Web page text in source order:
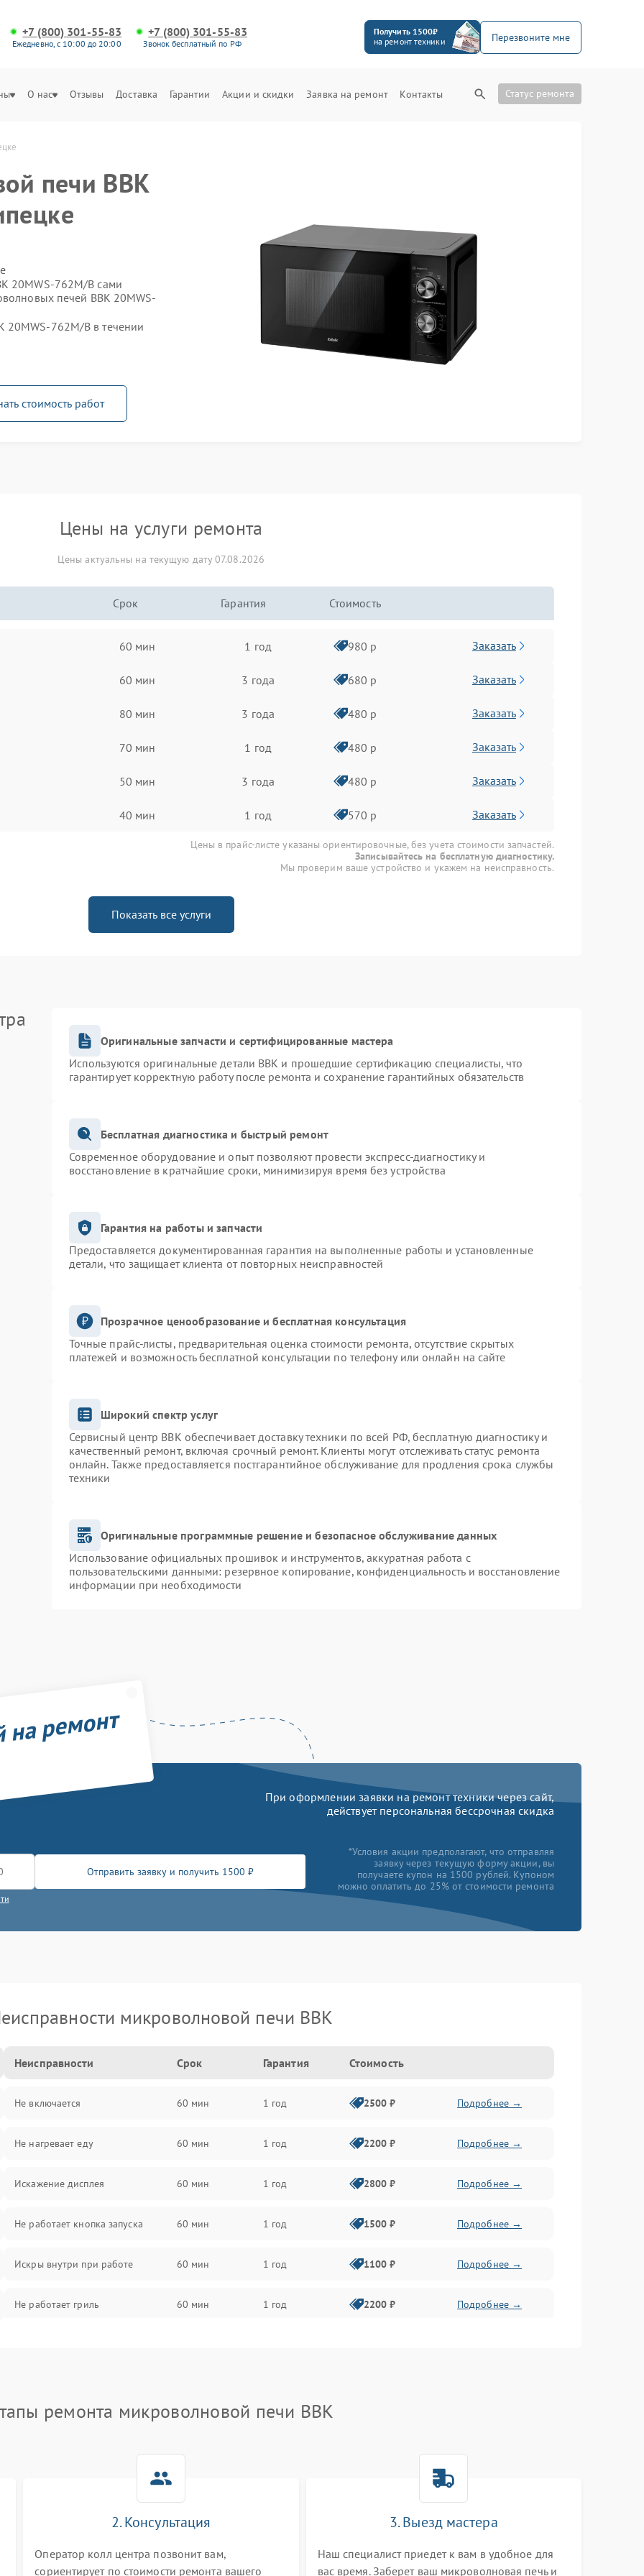
+7 (800) 301-55-83
Ежедневно, с 10:00 до 20:00
+7 (800) 301-55-83
Звонок бесплатный по РФ
Получить 1500₽
на ремонт техники
Перезвоните мне
О нас Отзывы Доставка Гарантии Акции и скидки Заявка на ремонт Контакты Статус ремонта
печи BBK
20MWS-762M/B сами
печей BBK 20MWS-
762M/B в течении
стоимость работ
Цены на услуги ремонта
Цены актуальны на текущую дату 07.08.2026
Срок Гарантия Стоимость
60 мин 1 год 980 р Заказать
60 мин 3 года 680 р Заказать
80 мин 3 года 480 р Заказать
70 мин 1 год 480 р Заказать
50 мин 3 года 480 р Заказать
40 мин 1 год 570 р Заказать
Цены в прайс-листе указаны ориентировочные, без учета стоимости запчастей.
Записывайтесь на бесплатную диагностику.
Мы проверим ваше устройство и укажем на неисправность.
Показать все услуги
Оригинальные запчасти и сертифицированные мастера
Используются оригинальные детали BBK и прошедшие сертификацию специалисты, что
гарантирует корректную работу после ремонта и сохранение гарантийных обязательств
Бесплатная диагностика и быстрый ремонт
Современное оборудование и опыт позволяют провести экспресс-диагностику и
восстановление в кратчайшие сроки, минимизируя время без устройства
Гарантия на работы и запчасти
Предоставляется документированная гарантия на выполненные работы и установленные
детали, что защищает клиента от повторных неисправностей
Прозрачное ценообразование и бесплатная консультация
Точные прайс-листы, предварительная оценка стоимости ремонта, отсутствие скрытых
платежей и возможность бесплатной консультации по телефону или онлайн на сайте
Широкий спектр услуг
Сервисный центр BBK обеспечивает доставку техники по всей РФ, бесплатную диагностику и
качественный ремонт, включая срочный ремонт. Клиенты могут отслеживать статус ремонта
онлайн. Также предоставляется постгарантийное обслуживание для продления срока службы
техники
Оригинальные программные решение и безопасное обслуживание данных
Использование официальных прошивок и инструментов, аккуратная работа с
пользовательскими данными: резервное копирование, конфиденциальность и восстановление
информации при необходимости
ремонт
При оформлении заявки на ремонт техники через сайт,
действует персональная бессрочная скидка
Отправить заявку и получить 1500 ₽
*Условия акции предполагают, что отправляя
заявку через текущую форму акции, вы
получаете купон на 1500 рублей. Купоном
можно оплатить до 25% от стоимости ремонта
микроволновой печи BBK
Неисправности Срок Гарантия Стоимость
Не включается 60 мин 1 год 2500 ₽ Подробнее →
Не нагревает еду 60 мин 1 год 2200 ₽ Подробнее →
Искажение дисплея 60 мин 1 год 2800 ₽ Подробнее →
Не работает кнопка запуска 60 мин 1 год 1500 ₽ Подробнее →
Искры внутри при работе 60 мин 1 год 1100 ₽ Подробнее →
Не работает гриль 60 мин 1 год 2200 ₽ Подробнее →
Поломка системы охлаждения
Не работают сенсорные кнопки 60 мин 2400 ₽ Подробнее →
Не горит подсветка 60 мин 2000 ₽ Подробнее →
ремонта микроволновой печи BBK
2. Консультация
Оператор колл центра позвонит вам,
сориентирует по стоимости ремонта вашего
3. Выезд мастера
Наш специалист приедет к вам в удобное для
вас время. Заберет ваш микроволновая печь и